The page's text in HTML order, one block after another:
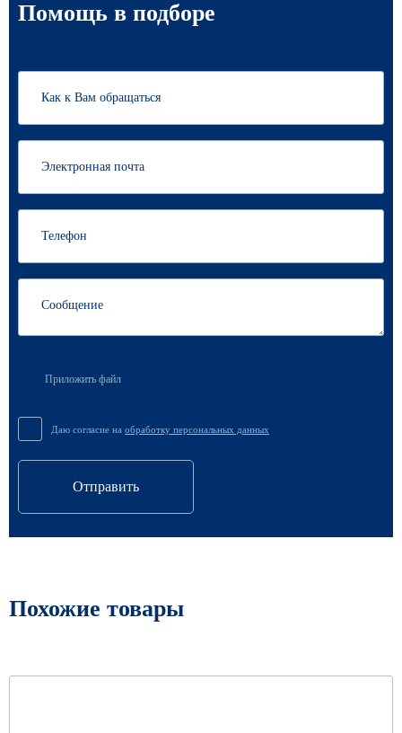
Помощь в подборе
Приложить файл
Даю согласие на обработку персональных данных
Отправить
Похожие товары